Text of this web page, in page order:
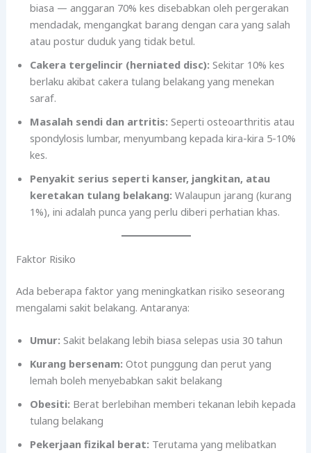
biasa — anggaran 70% kes disebabkan oleh pergerakan
mendadak, mengangkat barang dengan cara yang salah
atau postur duduk yang tidak betul.
Cakera tergelincir (herniated disc): Sekitar 10% kes
berlaku akibat cakera tulang belakang yang menekan
saraf.
Masalah sendi dan artritis: Seperti osteoarthritis atau
spondylosis lumbar, menyumbang kepada kira-kira 5-10%
kes.
Penyakit serius seperti kanser, jangkitan, atau
keretakan tulang belakang: Walaupun jarang (kurang
1%), ini adalah punca yang perlu diberi perhatian khas.
Faktor Risiko
Ada beberapa faktor yang meningkatkan risiko seseorang
mengalami sakit belakang. Antaranya:
Umur: Sakit belakang lebih biasa selepas usia 30 tahun
Kurang bersenam: Otot punggung dan perut yang
lemah boleh menyebabkan sakit belakang
Obesiti: Berat berlebihan memberi tekanan lebih kepada
tulang belakang
Pekerjaan fizikal berat: Terutama yang melibatkan